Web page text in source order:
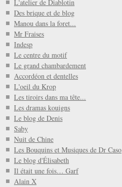
L'atelier de Diablotin
Des brique et de blog
Manou dans la foret...
Mr Fraises
Indesp
Le centre du motif
Le grand chambardement
Accordéon et dentelles
L'oeil du Krop
Les tiroirs dans ma tête...
Les dramas kouigns
Le blog de Denis
Saby
Nuit de Chine
Les Bouquins et Musiques de Dr Caso
Le blog d'Élisabeth
Il était une fois… Garf
Alain X